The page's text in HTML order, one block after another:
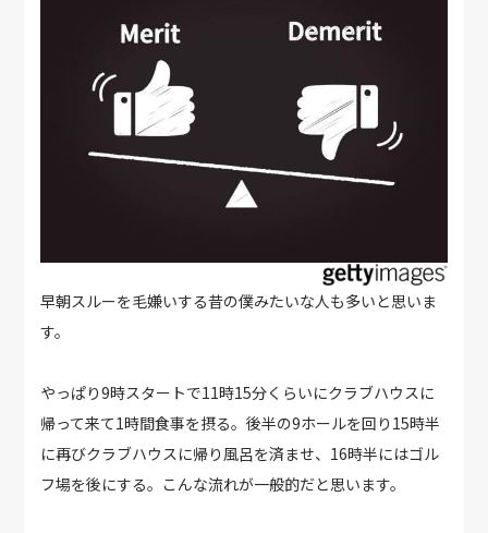
早朝スルーを毛嫌いする昔の僕みたいな人も多いと思いま
す。
やっぱり9時スタートで11時15分くらいにクラブハウスに
帰って来て1時間食事を摂る。後半の9ホールを回り15時半
に再びクラブハウスに帰り風呂を済ませ、16時半にはゴル
フ場を後にする。こんな流れが一般的だと思います。